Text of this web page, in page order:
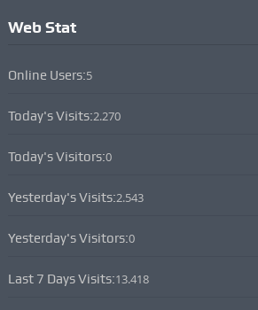
Web Stat
Online Users:5
Today's Visits:2.270
Today's Visitors:0
Yesterday's Visits:2.543
Yesterday's Visitors:0
Last 7 Days Visits:13.418